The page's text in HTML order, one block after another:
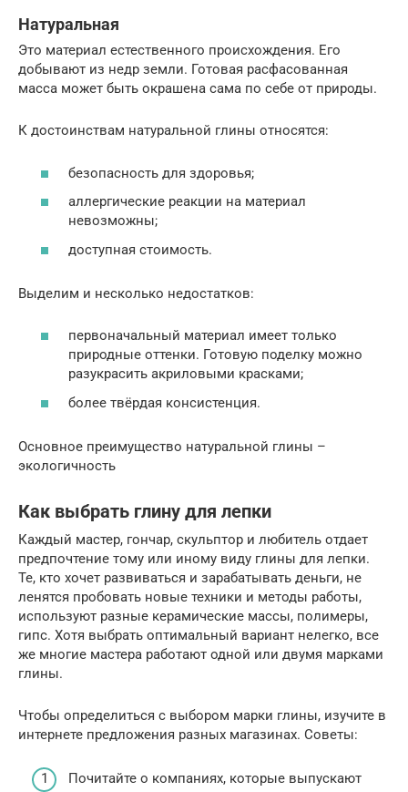
Натуральная
Это материал естественного происхождения. Его
добывают из недр земли. Готовая расфасованная
масса может быть окрашена сама по себе от природы.
К достоинствам натуральной глины относятся:
безопасность для здоровья;
аллергические реакции на материал
невозможны;
доступная стоимость.
Выделим и несколько недостатков:
первоначальный материал имеет только
природные оттенки. Готовую поделку можно
разукрасить акриловыми красками;
более твёрдая консистенция.
Основное преимущество натуральной глины –
экологичность
Как выбрать глину для лепки
Каждый мастер, гончар, скульптор и любитель отдает
предпочтение тому или иному виду глины для лепки.
Те, кто хочет развиваться и зарабатывать деньги, не
ленятся пробовать новые техники и методы работы,
используют разные керамические массы, полимеры,
гипс. Хотя выбрать оптимальный вариант нелегко, все
же многие мастера работают одной или двумя марками
глины.
Чтобы определиться с выбором марки глины, изучите в
интернете предложения разных магазинах. Советы:
Почитайте о компаниях, которые выпускают